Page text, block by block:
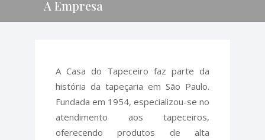
A Empresa
A Casa do Tapeceiro faz parte da
história da tapeçaria em São Paulo.
Fundada em 1954, especializou-se no
atendimento aos tapeceiros,
oferecendo produtos de alta